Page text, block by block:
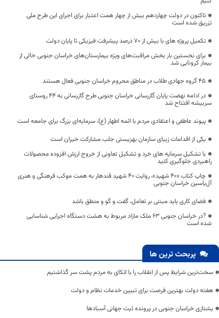
تاکنون در دولت چهاردهم بیش از چهار همت اعتبار برای اجرای این طرح ملی
تزریق شده است
تکمیل پروژه های با بیش از 70 درصد پیشرفت فیزیکی تا پایان دولت
برای نخستین بار بخش مراقبت‌های ویژه بیمارستان‌های خراسان جنوبی خالی از
بیمار کرونایی شد
۴۵ گروه جهادی طلاب در مناطق محروم خراسان جنوبی فعال هستند
در ادامه نهضت پایان گازرسانی خراسان جنوبی طرح گازرسانی به ۴۴ روستای
سربیشه افتتاح شد
پیوند عاطفی و اعتقادی مردم با ائمه اطهار (ع)، سرمایه‌ای بزرگ برای جامعه است
یکی از اقدامات زیبای سازمان بهزیستی جلب مشارکت‌ خیران است
با تشکیل سرمایه های خرد و تشکیل تعاونی از خروج ارزش افزوده محصولات
راهبردی جلوگیری کنید
چاپ کتاب «۴۰ شهید»، روایت ۴۰ شهید قندهار به همت موکب فرهنگی و هنری
آل‌یاسین خراسان جنوبی
فضای کاری باید مبتنی بر تعامل، گفت و گو و منطق باشد
?در خراسان جنوبی ۶۳ ملک مازاد مربوط به هشت دستگاه اجرایی شناسایی
شده است
پربحث ترین ها
سخت‌ترین شرایط پس از انقلاب را با اتکای به مردم پشت سر گذاشتیم
هفته دولت بهترین فرصت برای تبیین خدمات نظام و دولت
یشتازی خراسان جنوبی در پرونده ثبت جهانی آسبادها